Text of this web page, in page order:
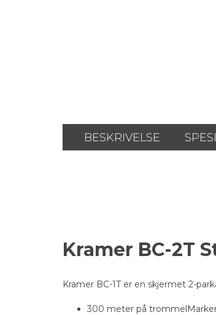
BESKRIVELSE
Kramer BC-2T
Kramer BC-1T er en skjermet 2-
300 meter på